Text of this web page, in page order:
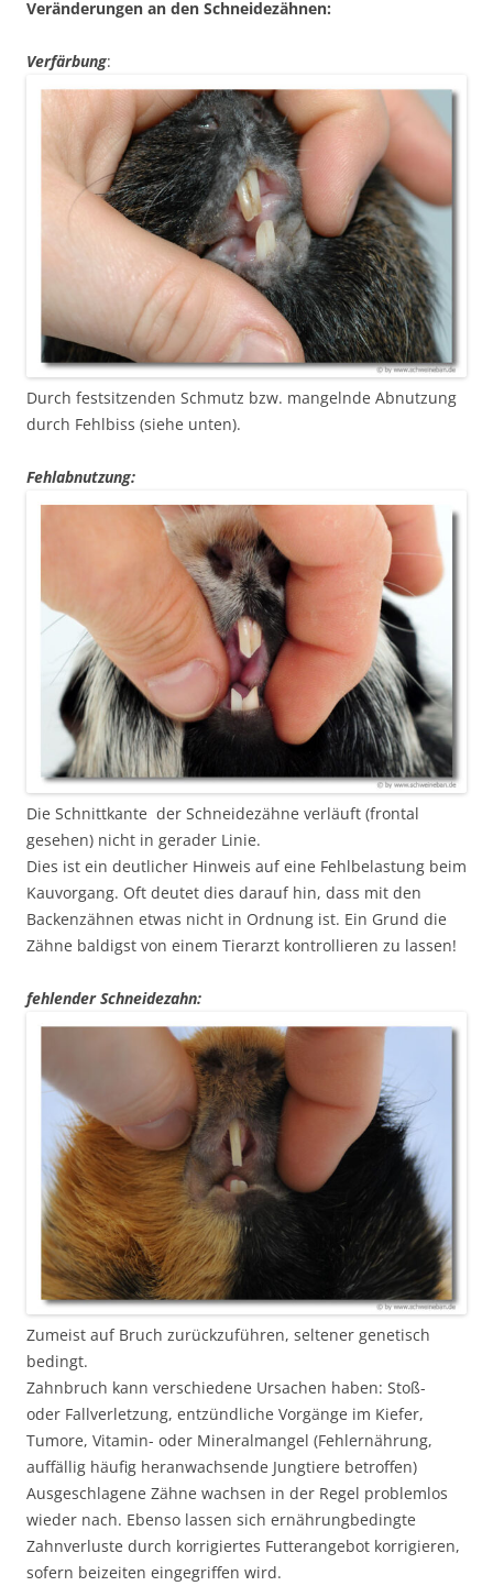
Veränderungen an den Schneidezähnen:
Verfärbung:
Durch festsitzenden Schmutz bzw. mangelnde Abnutzung
durch Fehlbiss (siehe unten).
Fehlabnutzung:
Die Schnittkante der Schneidezähne verläuft (frontal
gesehen) nicht in gerader Linie.
Dies ist ein deutlicher Hinweis auf eine Fehlbelastung beim
Kauvorgang. Oft deutet dies darauf hin, dass mit den
Backenzähnen etwas nicht in Ordnung ist. Ein Grund die
Zähne baldigst von einem Tierarzt kontrollieren zu lassen!
fehlender Schneidezahn:
Zumeist auf Bruch zurückzuführen, seltener genetisch
bedingt.
Zahnbruch kann verschiedene Ursachen haben: Stoß-
oder Fallverletzung, entzündliche Vorgänge im Kiefer,
Tumore, Vitamin- oder Mineralmangel (Fehlernährung,
auffällig häufig heranwachsende Jungtiere betroffen)
Ausgeschlagene Zähne wachsen in der Regel problemlos
wieder nach. Ebenso lassen sich ernährungbedingte
Zahnverluste durch korrigiertes Futterangebot korrigieren,
sofern beizeiten eingegriffen wird.